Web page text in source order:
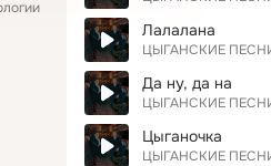
Лалалана
ЦЫГАНСКИЕ
Да ну, да на
ЦЫГАНСКИЕ
Цыганочка
ЦЫГАНСКИЕ